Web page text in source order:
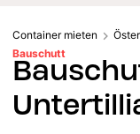
Container mieten
Bauschutt